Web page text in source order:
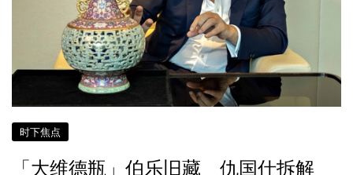
时下焦点
「大维德瓶」伯乐旧藏 仇国仕拆解